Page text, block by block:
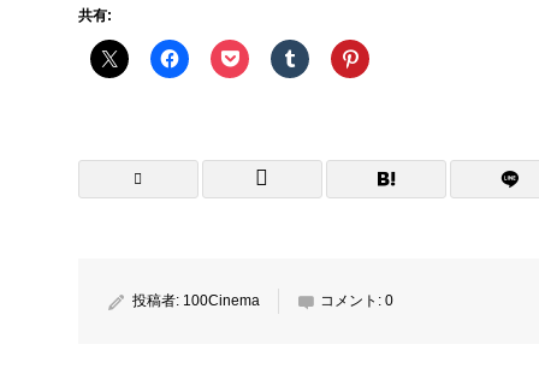
共有:
投稿者: 100Cinema コメント: 0